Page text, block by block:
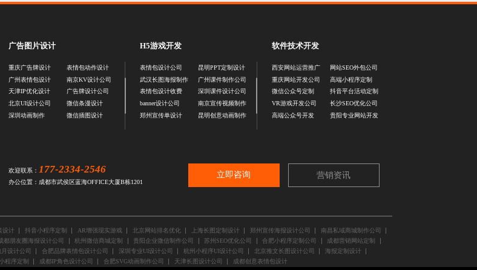
广告图片设计
重庆广告牌设计
广州表情包设计
天津IP优化设计
北京UI设计公司
深圳动画制作
表情包动作设计
南京KV设计公司
广告牌设计公司
微信条漫设计
微信插图设计
H5游戏开发
表情包设计公司
武汉长图海报制作
表情包设计收费
banner设计公司
郑州宣传单设计
昆明PPT定制设计
广州课件制作公司
深圳课件设计公司
南京宣传视频制作
昆明创意动画制作
软件技术开发
西安网站运营推广
重庆网站开发公司
微信公众号定制
VR游戏开发公司
高端公众号开发
网站SEO外包公司
高端小程序定制
抖音平台活动定制
长沙SEO优化公司
贵阳专业网站开发
欢迎联系： 177-2334-2546
办公位置：成都市武侯区蓝海OFFICE大厦B栋1201
立即咨询 营销资讯
设计 抖音小程序定制 AR增强现实游戏 北京网站排名优化 上海长图定制设计 郑州宣传海报设计公司
南昌私域商城制作公司
都朋友圈海报设计公司 杭州微信商城定制 贵阳企业微信制作公司 苏州SEO优化公司 合肥小程序定制公司
成都营销网站定制
月设计公司 合肥品牌表情包设计公司 深圳专业UI设计公司 杭州小程序UI设计公司 北京推文长图设计公司
海报定制设计
程序定制 成都IP角色设计公司 合肥SVG动画制作公司 天津长图设计公司 成都创意表情包设计